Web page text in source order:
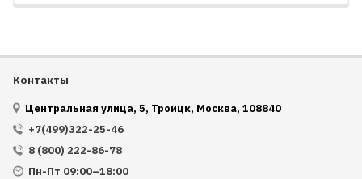
Контакты
Центральная улица, 5, Троицк, Москва, 108840
+7(499)322-25-46
8 (800) 222-86-78
Пн-Пт 09:00–18:00